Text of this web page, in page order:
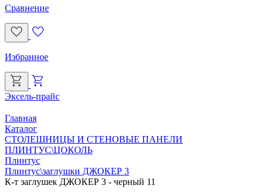
Сравнение
Избранное
Эксель-прайс
Главная
Каталог
СТОЛЕШНИЦЫ И СТЕНОВЫЕ ПАНЕЛИ
ПЛИНТУС\ЦОКОЛЬ
Плинтус
Плинтус\заглушки ДЖОКЕР 3
К-т заглушек ДЖОКЕР 3 - черный 11